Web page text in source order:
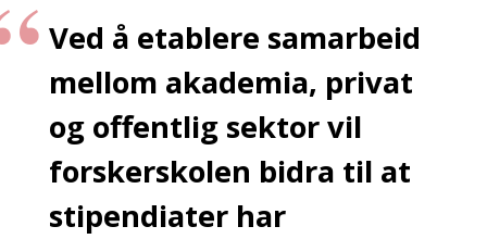
Ved å etablere samarbeid
mellom akademia, privat
og offentlig sektor vil
forskerskolen bidra til at
stipendiater har